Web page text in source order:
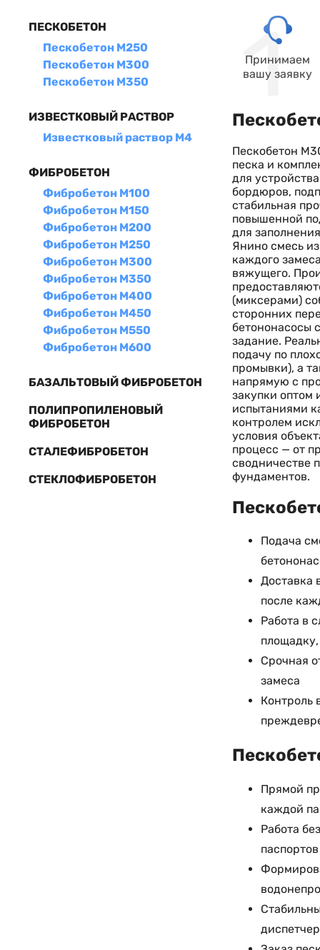
ПЕСКОБЕТОН
Пескобетон М250
Пескобетон М300
Пескобетон М350
ИЗВЕСТКОВЫЙ РАСТВОР
Известковый раствор М4
ФИБРОБЕТОН
Фибробетон М100
Фибробетон М150
Фибробетон М200
Фибробетон М250
Фибробетон М300
Фибробетон М350
Фибробетон М400
Фибробетон М450
Фибробетон М550
Фибробетон М600
БАЗАЛЬТОВЫЙ ФИБРОБЕТОН
ПОЛИПРОПИЛЕНОВЫЙ
ФИБРОБЕТОН
СТАЛЕФИБРОБЕТОН
СТЕКЛОФИБРОБЕТОН
Принимаем
вашу заявку
Пескобетон
песка и
для
бордюров,
стабильная
повышенной
для
Янино смесь
каждого
вяжущего.
(миксерами)
сторонних
бетононасосы
задание.
подачу по
промывки), а
напрямую с
закупки оптом
испытаниями
контролем
условия
процесс — от
сводничестве
фундаментов.
Подача
Доставка
после
Работа в
площадку,
Срочная
замеса
Контроль
Прямой
каждой
Работа